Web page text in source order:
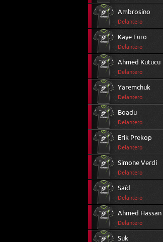
Ambrosino
Delantero
Kaye Furo
Delantero
Ahmed Kutucu
Delantero
Yaremchuk
Delantero
Boadu
Delantero
Erik Prekop
Delantero
Simone Verdi
Delantero
Saïd
Delantero
Ahmed Hassan
Delantero
Suk